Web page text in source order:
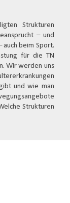
Strukturen
– und
auch beim Sport.
für die TN
Wir werden uns
und wie man
Strukturen